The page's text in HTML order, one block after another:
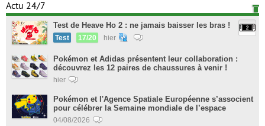
Actu 24/7
Test de Heave Ho 2 : ne jamais baisser les bras !
Test 17/20 hier
Pokémon et Adidas présentent leur collaboration :
découvrez les 12 paires de chaussures à venir !
hier
Pokémon et l'Agence Spatiale Européenne s’associent
pour célébrer la Semaine mondiale de l’espace
04/08/2026